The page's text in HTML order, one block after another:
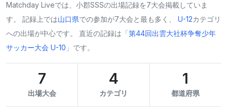
Matchday Liveでは、小郡SSSの出場記録を7大会掲載していま
す。 記録上では山口県での参加が7大会と最も多く、 U-12カテゴリ
への出場が中心です。 直近の記録は「第44回出雲大社杯争奪少年
サッカー大会 U-10 」です。
7
出場大会
4
カテゴリ
1
都道府県